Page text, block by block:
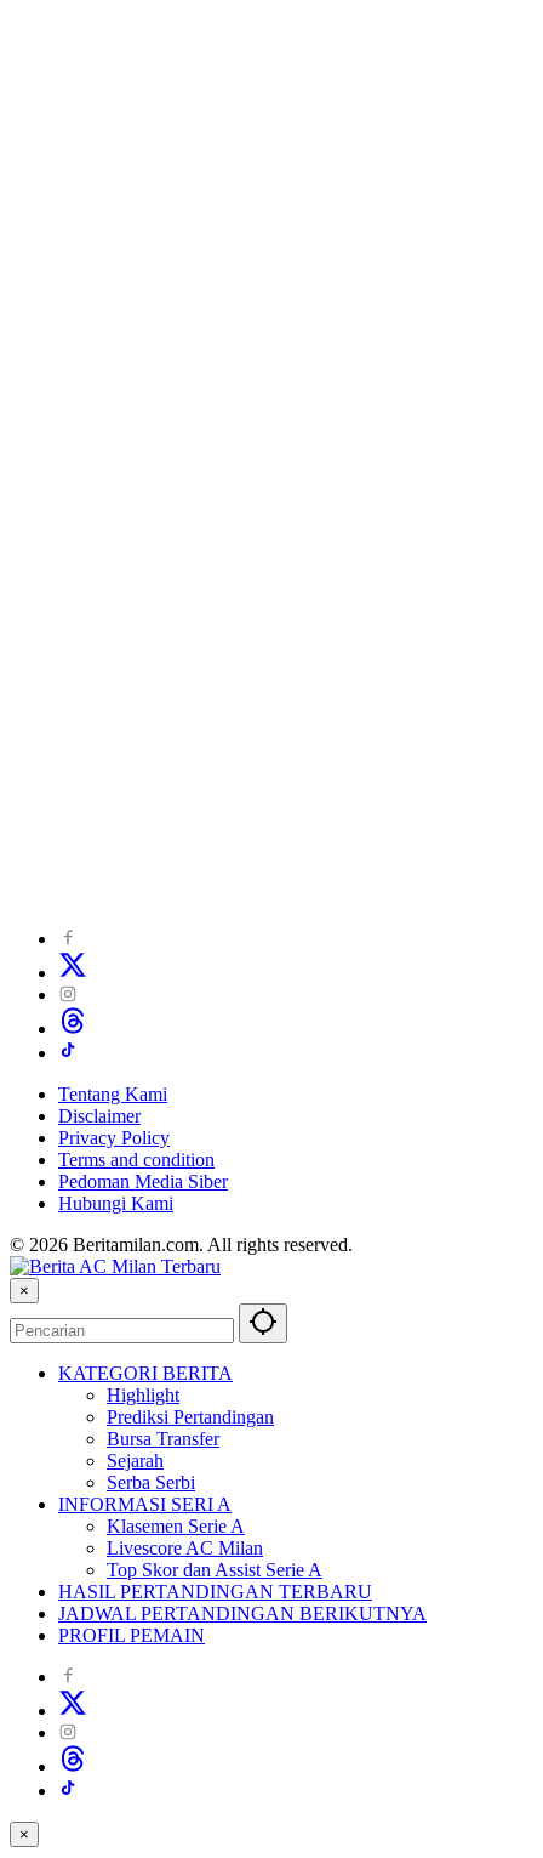
Tentang Kami
Disclaimer
Privacy Policy
Terms and condition
Pedoman Media Siber
Hubungi Kami
© 2026 Beritamilan.com. All rights reserved.
×
KATEGORI BERITA
Highlight
Prediksi Pertandingan
Bursa Transfer
Sejarah
Serba Serbi
INFORMASI SERI A
Klasemen Serie A
Livescore AC Milan
Top Skor dan Assist Serie A
HASIL PERTANDINGAN TERBARU
JADWAL PERTANDINGAN BERIKUTNYA
PROFIL PEMAIN
×